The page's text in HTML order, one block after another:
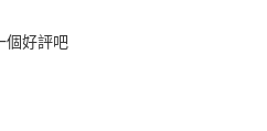
個好評吧